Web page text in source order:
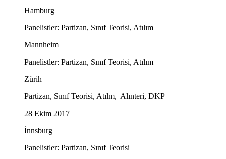
Hamburg
Panelistler: Partizan, Sınıf Teorisi, Atılım
Mannheim
Panelistler: Partizan, Sınıf Teorisi, Atılım
Zürih
Partizan, Sınıf Teorisi, Atılm, Alınteri, DKP
28 Ekim 2017
İnnsburg
Panelistler: Partizan, Sınıf Teorisi